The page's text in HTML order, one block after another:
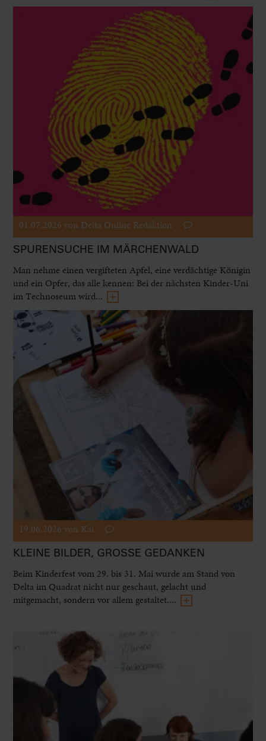
01.07.2026 von Delta Online Redaktion
SPURENSUCHE IM MÄRCHENWALD
Man nehme einen vergifteten Apfel, eine verdächtige Königin
und ein Opfer, das alle kennen: Bei der nächsten Kinder-Uni
im Technoseum wird...
19.06.2026 von Kai
KLEINE BILDER, GROSSE GEDANKEN
Beim Kinderfest vom 29. bis 31. Mai wurde am Stand von
Delta im Quadrat nicht nur geschaut, gelacht und
mitgemacht, sondern vor allem gestaltet....